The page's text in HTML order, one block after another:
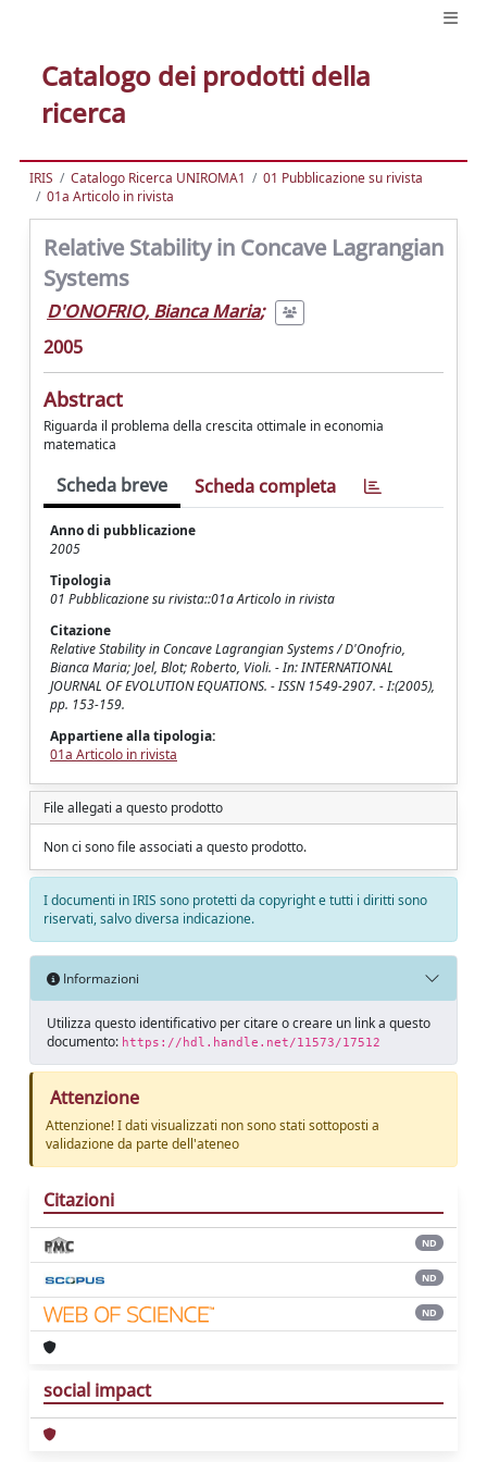
Catalogo dei prodotti della
ricerca
IRIS Catalogo Ricerca UNIROMA1
01 Pubblicazione su rivista
01a Articolo in rivista
Relative Stability in Concave Lagrangian
Systems
D'ONOFRIO, Bianca Maria;
2005
Abstract
Riguarda il problema della crescita ottimale in economia
matematica
Scheda breve Scheda completa
Anno di pubblicazione
2005
Tipologia
01 Pubblicazione su rivista::01a Articolo in rivista
Citazione
Relative Stability in Concave Lagrangian Systems / D'Onofrio,
Bianca Maria; Joel, Blot; Roberto, Violi. - In: INTERNATIONAL
JOURNAL OF EVOLUTION EQUATIONS. - ISSN 1549-2907. - I:(2005),
pp. 153-159.
Appartiene alla tipologia:
01a Articolo in rivista
File allegati a questo prodotto
Non ci sono file associati a questo prodotto.
I documenti in IRIS sono protetti da copyright e tutti i diritti sono
riservati, salvo diversa indicazione.
Informazioni
Utilizza questo identificativo per citare o creare un link a questo
documento: https://hdl.handle.net/11573/17512
Attenzione
Attenzione! I dati visualizzati non sono stati sottoposti a
validazione da parte dell'ateneo
Citazioni
ND
ND
ND
social impact